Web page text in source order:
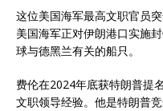
这位美国海军最高文职官员
美国海军正对伊朗港口实施
球与德黑兰有关的船只。
费伦在2024年底获特朗普提
文职领导经验。他是特朗普